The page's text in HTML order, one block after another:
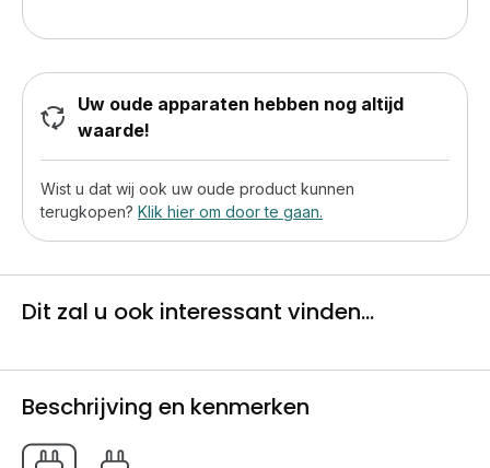
Uw oude apparaten hebben nog altijd
waarde!
Wist u dat wij ook uw oude product kunnen
terugkopen? Klik hier om door te gaan.
Dit zal u ook interessant vinden...
Beschrijving en kenmerken